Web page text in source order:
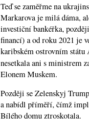
Teď se zaměřme na
Markarova je milá dáma,
investiční bankéřka,
financí) a od roku 2021 je
karibském ostrovním státu
nesetkala ani s ministrem
Elonem Muskem.
Později se Zelenskyj
a nabídl příměří, čímž
Bílého domu ztroskotala.